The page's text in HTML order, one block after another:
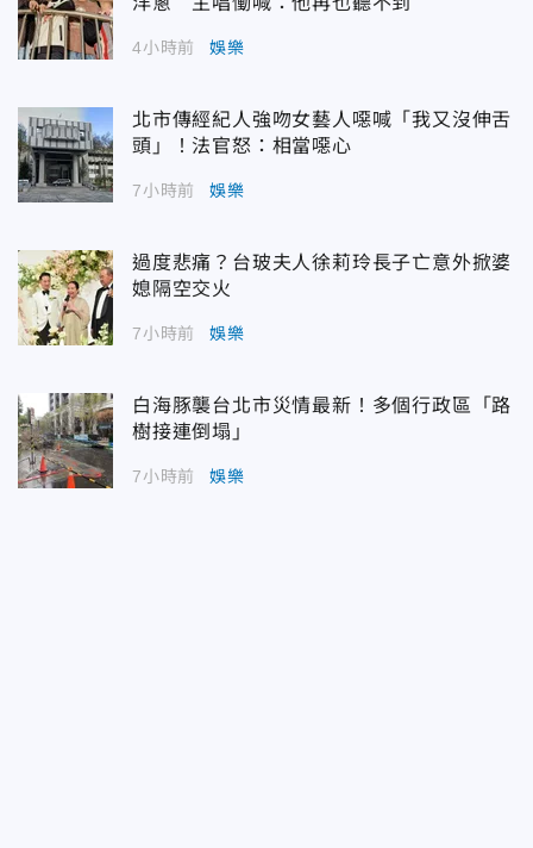
4小時前 娛樂
北市傳經紀人強吻女藝人噁喊「我又沒伸舌
頭」！法官怒：相當噁心
7小時前 娛樂
過度悲痛？台玻夫人徐莉玲長子亡意外掀婆
媳隔空交火
7小時前 娛樂
白海豚襲台北市災情最新！多個行政區「路
樹接連倒塌」
7小時前 娛樂